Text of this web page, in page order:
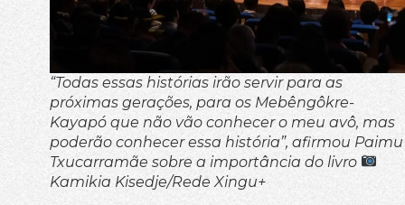
“Todas essas histórias irão servir para as
próximas gerações, para os Mebêngôkre-
Kayapó que não vão conhecer o meu avô, mas
poderão conhecer essa história”, afirmou Paimu
Txucarramãe sobre a importância do livro
Kamikia Kisedje/Rede Xingu+